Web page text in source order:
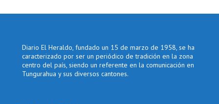
Diario El Heraldo, fundado un 15 de marzo de 1958, se ha
caracterizado por ser un periódico de tradición en la zona
centro del país, siendo un referente en la comunicación en
Tungurahua y sus diversos cantones.